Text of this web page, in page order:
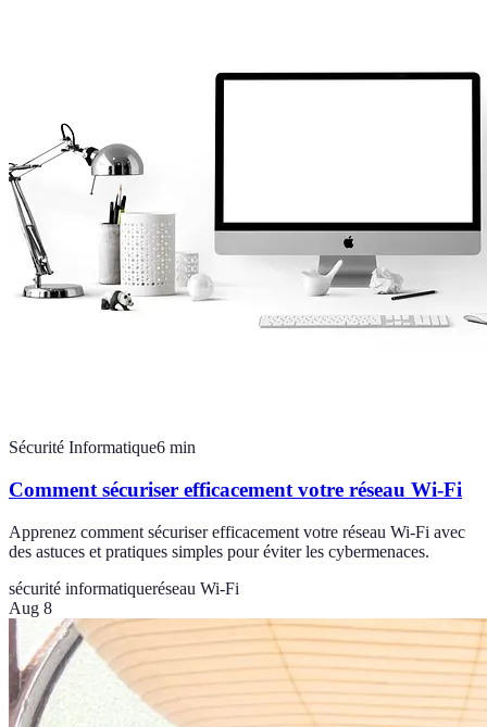
Sécurité Informatique6 min
Comment sécuriser efficacement votre réseau Wi-Fi
Apprenez comment sécuriser efficacement votre réseau Wi-Fi avec
des astuces et pratiques simples pour éviter les cybermenaces.
sécurité informatiqueréseau Wi-Fi
Aug 8